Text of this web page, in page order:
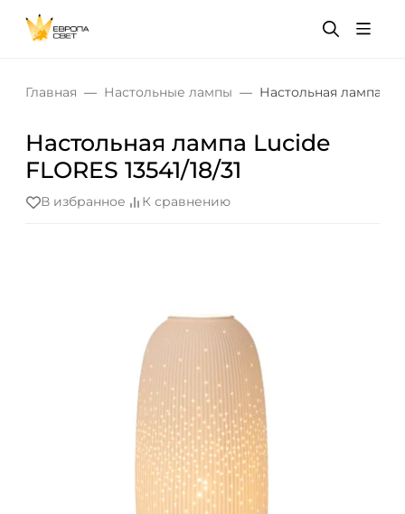
Главная Настольные лампы Настольная лампа
Настольная лампа Lucide
FLORES 13541/18/31
В избранное К сравнению